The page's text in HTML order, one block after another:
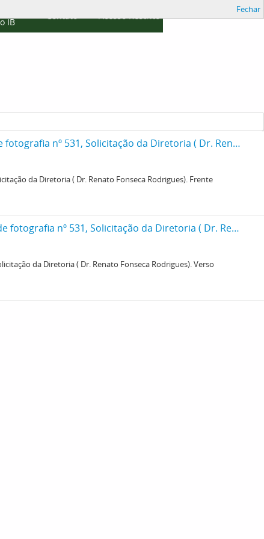
IB
Contato Acesso Restrito
Fechar
Pequeno Museu de Falun "Petit Musée a Falun". Imagem colada na ficha da Seção de fotografia nº 531, Solicitação da Diretoria ( Dr. Renato Fonseca Rodrigues). Frente
da Diretoria ( Dr. Renato Fonseca Rodrigues). Frente
Pequeno Museu de Falun "Petit Musée a Falun". I Imagem colada na ficha da Seção de fotografia nº 531, Solicitação da Diretoria ( Dr. Renato Fonseca Rodrigues). Verso
da Diretoria ( Dr. Renato Fonseca Rodrigues). Verso